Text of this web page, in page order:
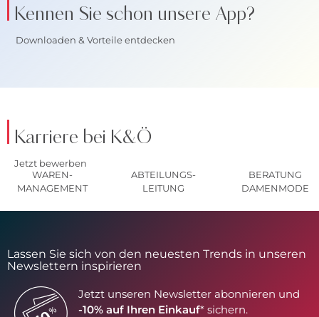
Kennen Sie schon unsere App?
Downloaden & Vorteile entdecken
Karriere bei K&Ö
Jetzt bewerben
WAREN-
MANAGEMENT
ABTEILUNGS-
LEITUNG
BERATUNG
DAMENMODE
Lassen Sie sich von den neuesten Trends in unseren
Newslettern inspirieren
Jetzt unseren Newsletter abonnieren und
-10% auf Ihren Einkauf* sichern.